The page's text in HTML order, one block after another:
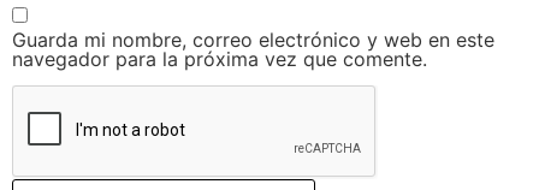
Guarda mi nombre, correo electrónico y web en este
navegador para la próxima vez que comente.